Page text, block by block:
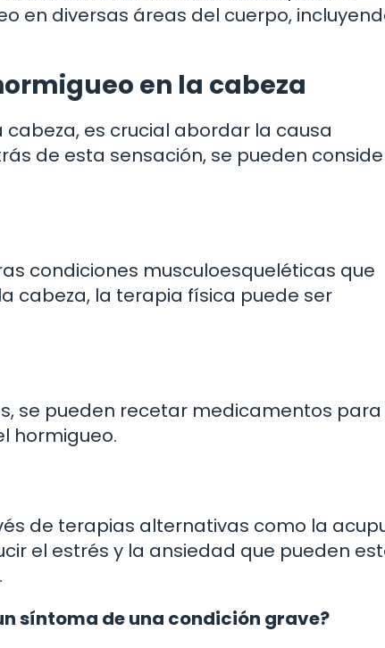
en diversas áreas del cuerpo,
en la cabeza
es crucial abordar la causa
de esta sensación, se pueden
condiciones musculoesqueléticas que
cabeza, la terapia física puede ser
se pueden recetar medicamentos para
hormigueo.
de terapias alternativas como la
el estrés y la ansiedad que pueden
síntoma de una condición grave?